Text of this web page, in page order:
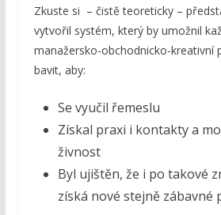
Zkuste si – čistě teoreticky –
vytvořil systém, který by umožnil
manažersko-obchodnicko-kreativní
bavit, aby:
Se vyučil řemeslu
Získal praxi i kontakty a
živnost
Byl ujištěn, že i po takové
získá nové stejně zábavné